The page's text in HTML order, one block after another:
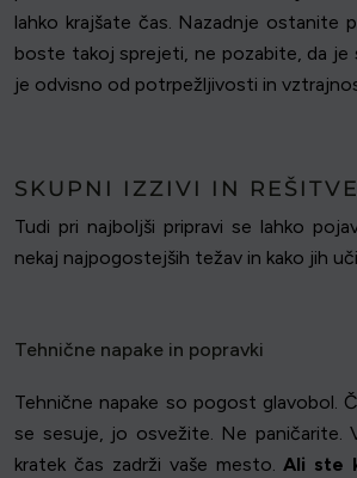
lahko krajšate čas. Nazadnje ostanite
boste takoj sprejeti, ne pozabite, da je
je odvisno od potrpežljivosti in
SKUPNI IZZIVI IN REŠITVE
Tudi pri najboljši pripravi se lahko
nekaj najpogostejših težav in kako jih
Tehnične napake in popravki
Tehnične napake so pogost glavobol.
se sesuje, jo osvežite. Ne paničarite.
kratek čas zadrži vaše mesto. Ali ste